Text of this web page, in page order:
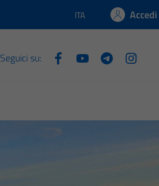
Lingua attiva:
ITA
Seguici su: